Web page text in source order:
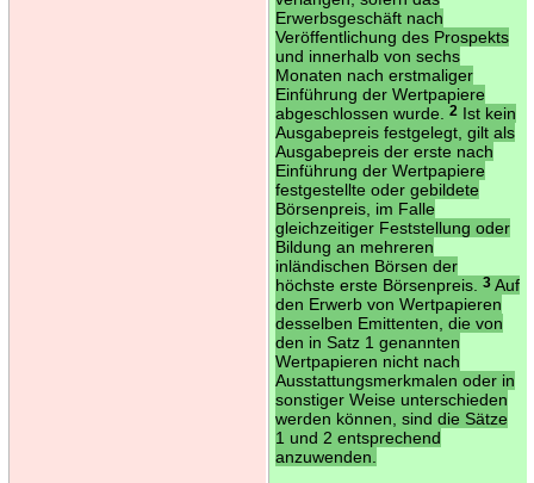
Erwerbsgeschäft nach
Veröffentlichung des Prospekts
und innerhalb von sechs
Monaten nach erstmaliger
Einführung der Wertpapiere
abgeschlossen wurde.
2Ist kein
Ausgabepreis festgelegt, gilt als
Ausgabepreis der erste nach
Einführung der Wertpapiere
festgestellte oder gebildete
Börsenpreis, im Falle
gleichzeitiger Feststellung oder
Bildung an mehreren
inländischen Börsen der
höchste erste Börsenpreis.
3Auf
den Erwerb von Wertpapieren
desselben Emittenten, die von
den in Satz 1 genannten
Wertpapieren nicht nach
Ausstattungsmerkmalen oder in
sonstiger Weise unterschieden
werden können, sind die Sätze
1 und 2 entsprechend
anzuwenden.